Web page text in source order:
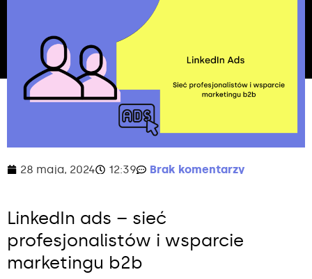
28 maja, 2024 12:39 Brak komentarzy
LinkedIn ads – sieć
profesjonalistów i wsparcie
marketingu b2b